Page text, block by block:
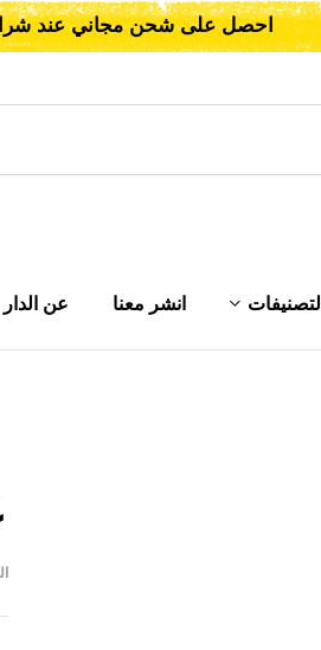
احصل على شحن مجاني عند شراء منتجات
التصنيفات انشر معنا عن الدار